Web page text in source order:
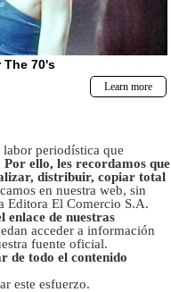
periodística que
Por ello, les recordamos que
distribuir, copiar total
en nuestra web, sin
Editora El Comercio S.A.
de nuestras
acceder a información
fuente oficial.
de todo el contenido
este esfuerzo.